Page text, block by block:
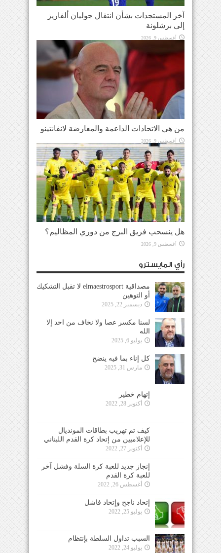
آخر المستجدات بشأن انتقال جوليان ألفاريز
إلى برشلونة
أغسطس 9, 2026
من هي الاتحادات الداعمة والمعارضة لانفانتينو
أغسطس 9, 2026
هل ينسحب فريق البرج من دوري المظاليم؟
أغسطس 9, 2026
رأي المايسترو
مصداقية elmaestrosport لا تقبل التشكيك
أو التوهين
ديسمبر 22, 2025
لسنا مكسر عصا ولا نخاف من احد إلا
الله
يوليو 6, 2025
كل إناء بما فيه ينضح
مارس 31, 2025
إتهام خطير
أكتوبر 28, 2022
كيف تم تهريب بطاقات المونديال
للإعلاميين من إتحاد كرة القدم اللبناني
أكتوبر 27, 2022
إنجاز جديد للعبة كرة السلة وفشل آخر
للعبة كرة القدم
أغسطس 26, 2022
إتحاد ناجح وإتحاد فاشل
يوليو 25, 2022
السبب تداول السلطة بإنتظام
يوليو 24, 2022